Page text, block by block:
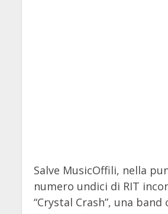
Salve MusicOffili, nella
numero undici di RIT
“Crystal Crash”, una band